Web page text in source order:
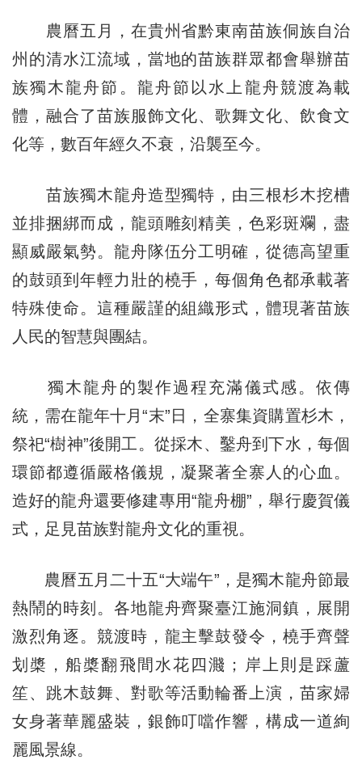
農曆五月，在貴州省黔東南苗族侗族自治
州的清水江流域，當地的苗族群眾都會舉辦苗
族獨木龍舟節。龍舟節以水上龍舟競渡為載
體，融合了苗族服飾文化、歌舞文化、飲食文
化等，數百年經久不衰，沿襲至今。
苗族獨木龍舟造型獨特，由三根杉木挖槽
並排捆綁而成，龍頭雕刻精美，色彩斑斕，盡
顯威嚴氣勢。龍舟隊伍分工明確，從德高望重
的鼓頭到年輕力壯的橈手，每個角色都承載著
特殊使命。這種嚴謹的組織形式，體現著苗族
人民的智慧與團結。
獨木龍舟的製作過程充滿儀式感。依傳
統，需在龍年十月“末”日，全寨集資購置杉木，
祭祀“樹神”後開工。從採木、鑿舟到下水，每個
環節都遵循嚴格儀規，凝聚著全寨人的心血。
造好的龍舟還要修建專用“龍舟棚”，舉行慶賀儀
式，足見苗族對龍舟文化的重視。
農曆五月二十五“大端午”，是獨木龍舟節最
熱鬧的時刻。各地龍舟齊聚臺江施洞鎮，展開
激烈角逐。競渡時，龍主擊鼓發令，橈手齊聲
划槳，船槳翻飛間水花四濺；岸上則是踩蘆
笙、跳木鼓舞、對歌等活動輪番上演，苗家婦
女身著華麗盛裝，銀飾叮噹作響，構成一道絢
麗風景線。